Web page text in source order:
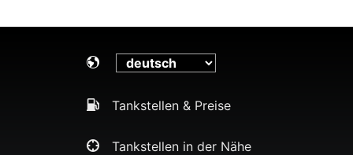
Tankstellen & Preise
Tankstellen in der Nähe